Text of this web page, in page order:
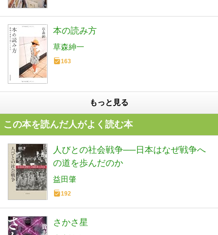
本の読み方
草森紳一
163
もっと見る
この本を読んだ人がよく読む本
人びとの社会戦争──日本はなぜ戦争へ
の道を歩んだのか
益田肇
192
さかさ星